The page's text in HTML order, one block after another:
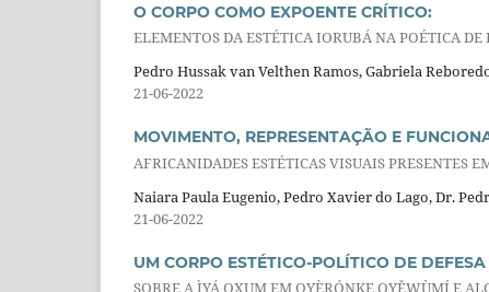
O CORPO COMO EXPOENTE CRÍTICO:
ELEMENTOS DA ESTÉTICA IORUBÁ NA POÉTICA
Pedro Hussak van Velthen Ramos, Gabriela
21-06-2022
MOVIMENTO, REPRESENTAÇÃO E
AFRICANIDADES ESTÉTICAS VISUAIS PRESENTES
Naiara Paula Eugenio, Pedro Xavier do Lago, Dr.
21-06-2022
UM CORPO ESTÉTICO-POLÍTICO DE